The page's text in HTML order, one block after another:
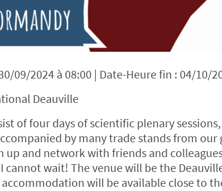
09/2024 à 08:00 | Date-Heure fin : 04/10/
Deauville
of four days of scientific plenary
by many trade stands from
and network with friends and
cannot wait! The venue will be the
will be available close to